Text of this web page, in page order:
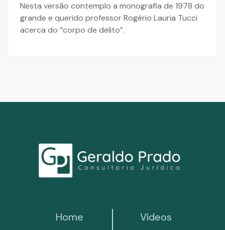
Nesta versão contemplo a monografia de 1978 do
grande e querido professor Rogério Lauria Tucci
acerca do “corpo de delito”.
Home
Vídeos